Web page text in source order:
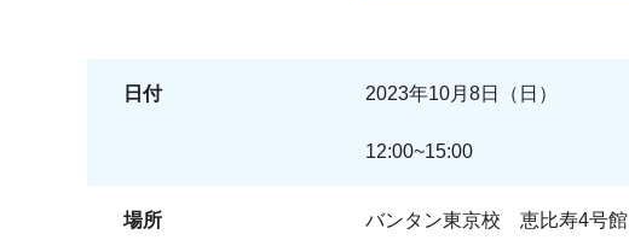
日付 2023年10月8日（日）
12:00~15:00
場所 バンタン東京校 恵比寿4号館